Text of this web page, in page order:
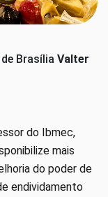
Brasília Valter
do Ibmec,
mais
do poder de
endividamento